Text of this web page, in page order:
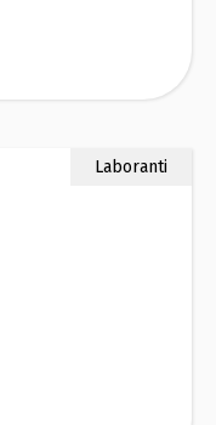
Laboranti